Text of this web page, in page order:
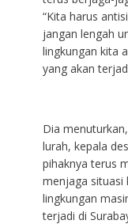
“Kita harus
jangan lengah
lingkungan kita
yang akan
Dia
lurah, kepala
pihaknya terus
menjaga situasi
lingkungan
terjadi di